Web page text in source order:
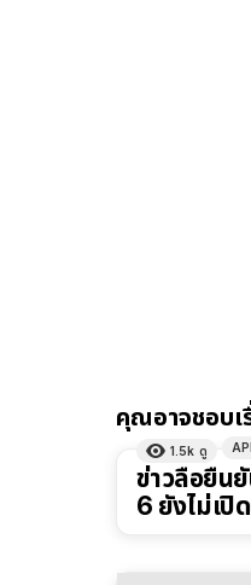
คุณอาจชอบเ
1.5k ดู
ข่าวลือยืน
6 ยังไม่เปิ